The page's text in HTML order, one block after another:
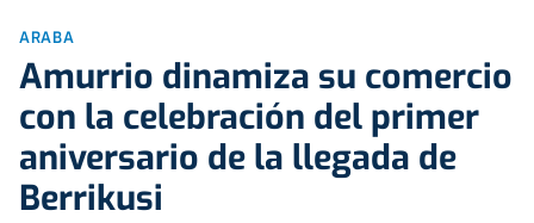
ARABA
Amurrio dinamiza su comercio
con la celebración del primer
aniversario de la llegada de
Berrikusi